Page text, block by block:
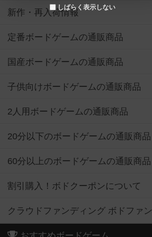
しばらく表示しない
新作・再入荷情報
定番ボードゲームの通販商品
国産ボードゲームの通販商品
子供向けボードゲームの通販商品
2人用ボードゲームの通販商品
20分以下のボードゲームの通販商品
60分以上のボードゲームの通販商品
割引購入！ボドクーポンについて
クラウドファンディング ボドファン